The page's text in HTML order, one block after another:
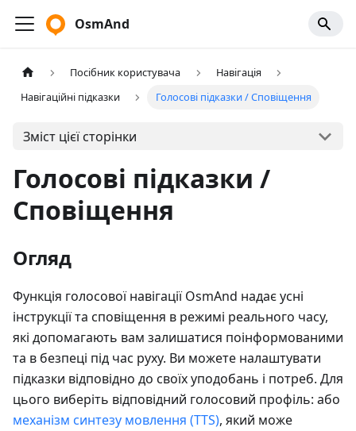
OsmAnd
Посібник користувача
Навігація
Навігаційні підказки
Голосові підказки / Сповіщення
Зміст цієї сторінки
Голосові підказки /
Сповіщення
Огляд
Функція голосової навігації OsmAnd надає усні
інструкції та сповіщення в режимі реального часу,
які допомагають вам залишатися поінформованими
та в безпеці під час руху. Ви можете налаштувати
підказки відповідно до своїх уподобань і потреб. Для
цього виберіть відповідний голосовий профіль: або
механізм синтезу мовлення (TTS), який може